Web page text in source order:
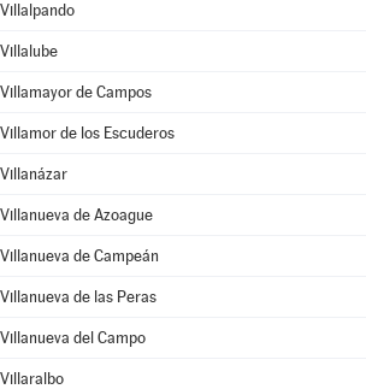
Villalpando
Villalube
Villamayor de Campos
Villamor de los Escuderos
Villanázar
Villanueva de Azoague
Villanueva de Campeán
Villanueva de las Peras
Villanueva del Campo
Villaralbo